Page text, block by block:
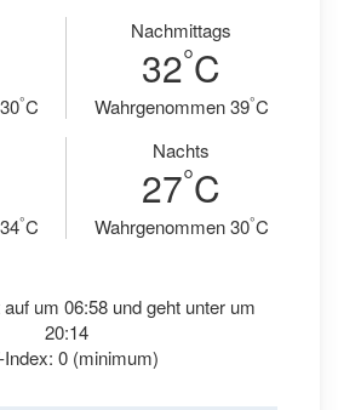
°C
Nachmittags
32°C
Wahrgenommen 39°C
°C
Nachts
27°C
Wahrgenommen 30°C
um 06:58 und geht unter um
20:14
Index: 0 (minimum)